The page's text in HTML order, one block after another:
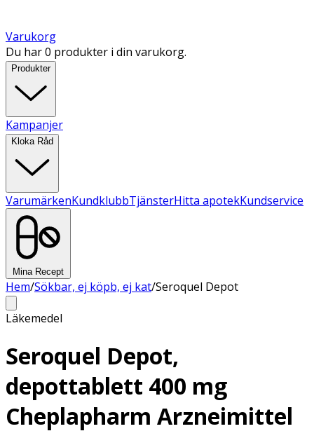
Varukorg
Du har 0 produkter i din varukorg.
Produkter
Kampanjer
Kloka Råd
VarumärkenKundklubbTjänsterHitta apotekKundservice
Mina Recept
Hem/Sökbar, ej köpb, ej kat/Seroquel Depot
Läkemedel
Seroquel Depot,
depottablett 400 mg
Cheplapharm Arzneimittel